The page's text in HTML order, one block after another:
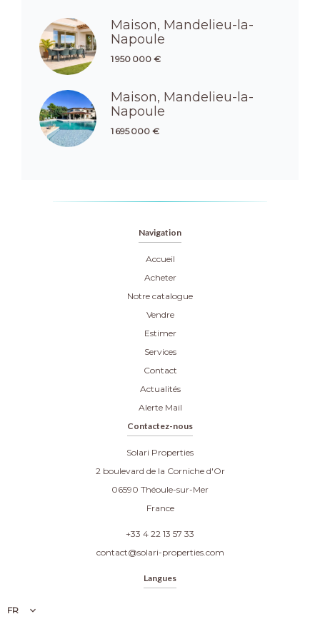
Maison, Mandelieu-la-
Napoule
1 950 000 €
Maison, Mandelieu-la-
Napoule
1 695 000 €
Navigation
Accueil
Acheter
Notre catalogue
Vendre
Estimer
Services
Contact
Actualités
Alerte Mail
Contactez-nous
Solari Properties
2 boulevard de la Corniche d'Or
06590 Théoule-sur-Mer
France
+33 4 22 13 57 33
contact@solari-properties.com
Langues
FR